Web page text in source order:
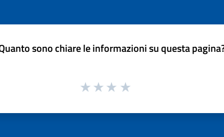
sono chiare le informazioni su questa